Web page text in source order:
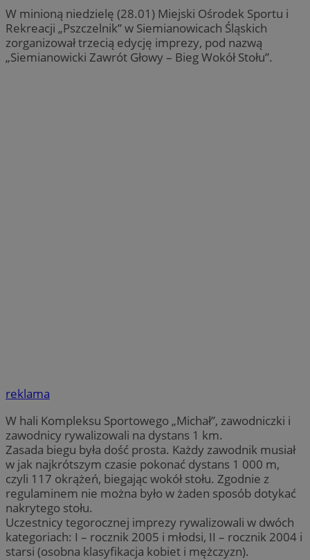
W minioną niedzielę (28.01) Miejski Ośrodek Sportu i
Rekreacji „Pszczelnik” w Siemianowicach Śląskich
zorganizował trzecią edycję imprezy, pod nazwą
„Siemianowicki Zawrót Głowy – Bieg Wokół Stołu”.
reklama
W hali Kompleksu Sportowego „Michał”, zawodniczki i
zawodnicy rywalizowali na dystans 1 km.
Zasada biegu była dość prosta. Każdy zawodnik musiał
w jak najkrótszym czasie pokonać dystans 1 000 m,
czyli 117 okrążeń, biegając wokół stołu. Zgodnie z
regulaminem nie można było w żaden sposób dotykać
nakrytego stołu.
Uczestnicy tegorocznej imprezy rywalizowali w dwóch
kategoriach: I – rocznik 2005 i młodsi, II – rocznik 2004 i
starsi (osobna klasyfikacja kobiet i mężczyzn).